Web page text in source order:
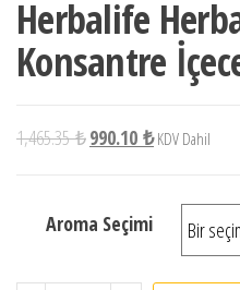
Herbalife
Konsantre
1,465.35₺990.10 ₺ KDV Dahil
Aroma Seçimi